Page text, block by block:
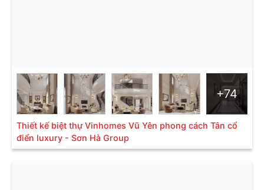
+74
Thiết kế biệt thự Vinhomes Vũ Yên phong cách Tân cổ
điển luxury - Sơn Hà Group